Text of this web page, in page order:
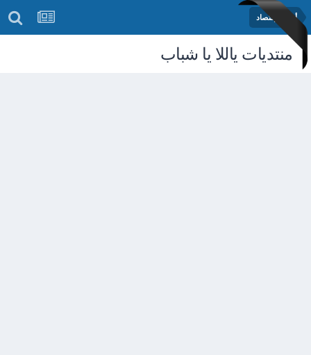
أخبار الإقتصاد
منتديات ياللا يا شباب